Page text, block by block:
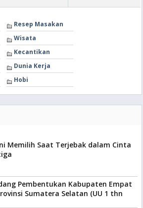
Resep Masakan
Wisata
Kecantikan
Dunia Kerja
Hobi
Memilih Saat Terjebak dalam Cinta
Pembentukan Kabupaten Empat
Sumatera Selatan (UU 1 thn